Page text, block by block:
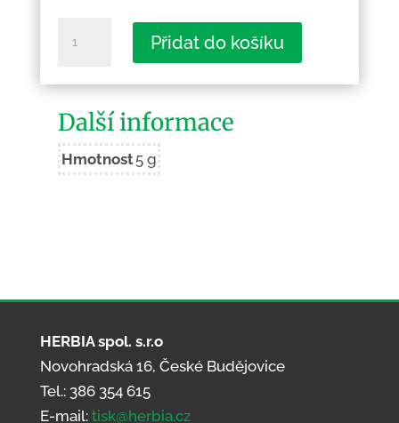
Přidat do košíku
Další informace
Hmotnost5 g
HERBIA spol. s.r.o
Novohradská 16, České Budějovice
Tel.: 386 354 615
E-mail: tisk@herbia.cz